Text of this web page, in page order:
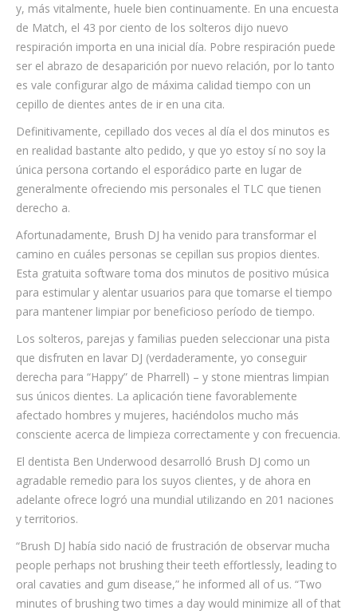
y, más vitalmente, huele bien continuamente. En una encuesta
de Match, el 43 por ciento de los solteros dijo nuevo
respiración importa en una inicial día. Pobre respiración puede
ser el abrazo de desaparición por nuevo relación, por lo tanto
es vale configurar algo de máxima calidad tiempo con un
cepillo de dientes antes de ir en una cita.
Definitivamente, cepillado dos veces al día el dos minutos es
en realidad bastante alto pedido, y que yo estoy sí no soy la
única persona cortando el esporádico parte en lugar de
generalmente ofreciendo mis personales el TLC que tienen
derecho a.
Afortunadamente, Brush DJ ha venido para transformar el
camino en cuáles personas se cepillan sus propios dientes.
Esta gratuita software toma dos minutos de positivo música
para estimular y alentar usuarios para que tomarse el tiempo
para mantener limpiar por beneficioso período de tiempo.
Los solteros, parejas y familias pueden seleccionar una pista
que disfruten en lavar DJ (verdaderamente, yo conseguir
derecha para “Happy” de Pharrell) – y stone mientras limpian
sus únicos dientes. La aplicación tiene favorablemente
afectado hombres y mujeres, haciéndolos mucho más
consciente acerca de limpieza correctamente y con frecuencia.
El dentista Ben Underwood desarrolló Brush DJ como un
agradable remedio para los suyos clientes, y de ahora en
adelante ofrece logró una mundial utilizando en 201 naciones
y territorios.
“Brush DJ había sido nació de frustración de observar mucha
people perhaps not brushing their teeth effortlessly, leading to
oral cavaties and gum disease,” he informed all of us. “Two
minutes of brushing two times a day would minimize all of that